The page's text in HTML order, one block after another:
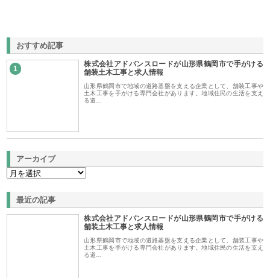
おすすめ記事
1
株式会社アドバンスロードが山形県鶴岡市で手がける
舗装土木工事と求人情報
山形県鶴岡市で地域の道路基盤を支える企業として、舗装工事や
土木工事を手がける専門会社があります。地域住民の生活を支え
る道…
アーカイブ
最近の記事
株式会社アドバンスロードが山形県鶴岡市で手がける
舗装土木工事と求人情報
山形県鶴岡市で地域の道路基盤を支える企業として、舗装工事や
土木工事を手がける専門会社があります。地域住民の生活を支え
る道…